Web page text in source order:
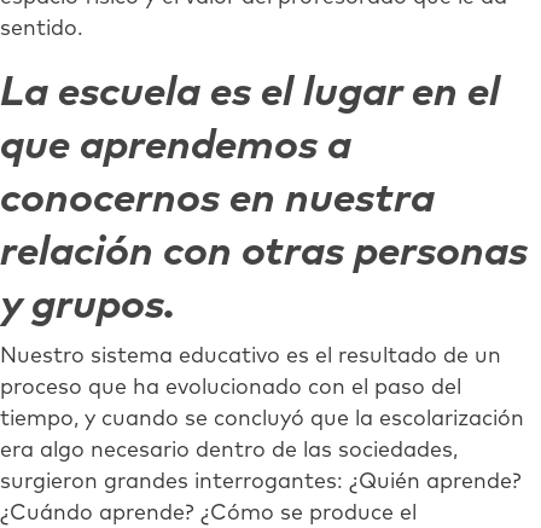
sentido.
La escuela es el lugar en el
que aprendemos a
conocernos en nuestra
relación con otras personas
y grupos.
Nuestro sistema educativo es el resultado de un
proceso que ha evolucionado con el paso del
tiempo, y cuando se concluyó que la escolarización
era algo necesario dentro de las sociedades,
surgieron grandes interrogantes: ¿Quién aprende?
¿Cuándo aprende? ¿Cómo se produce el